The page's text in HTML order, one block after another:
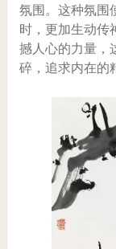
氛围。这种氛围
时，更加生动传
撼人心的力量，
碎，追求内在的